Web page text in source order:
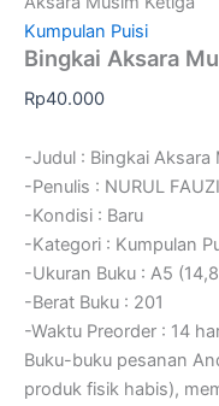
Kumpulan Puisi
Bingkai Aksara
Rp40.000
-Judul : Bingkai Aksara
-Penulis : NURUL
-Kondisi : Baru
-Kategori : Kumpulan
-Ukuran Buku : A5
-Berat Buku : 201
-Waktu Preorder : 14
Buku-buku pesanan
produk fisik habis),